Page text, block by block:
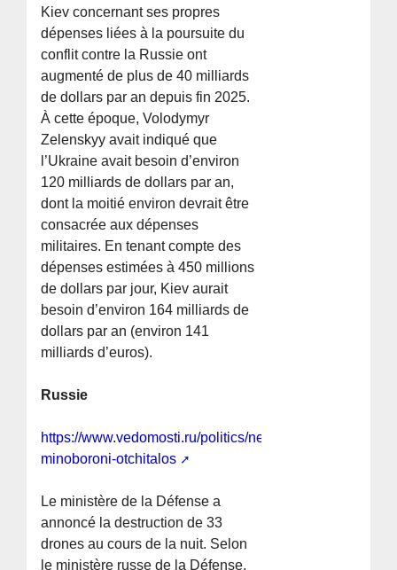
Kiev concernant ses propres
dépenses liées à la poursuite du
conflit contre la Russie ont
augmenté de plus de 40 milliards
de dollars par an depuis fin 2025.
À cette époque, Volodymyr
Zelenskyy avait indiqué que
l’Ukraine avait besoin d’environ
120 milliards de dollars par an,
dont la moitié environ devrait être
consacrée aux dépenses
militaires. En tenant compte des
dépenses estimées à 450 millions
de dollars par jour, Kiev aurait
besoin d’environ 164 milliards de
dollars par an (environ 141
milliards d’euros).
Russie
https://www.vedomosti.ru/politics/news/2026/05/24/
minoboroni-otchitalos
Le ministère de la Défense a
annoncé la destruction de 33
drones au cours de la nuit. Selon
le ministère russe de la Défense,